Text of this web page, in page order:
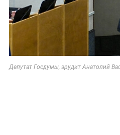
Депутат Госдумы, эрудит Анатолий